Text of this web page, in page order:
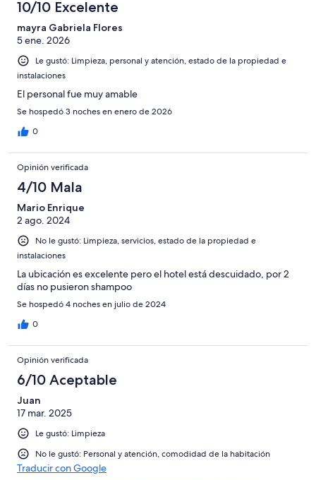
10/10 Excelente
mayra Gabriela Flores
5 ene. 2026
Le gustó: Limpieza, personal y atención, estado de la propiedad e
instalaciones
El personal fue muy amable
Se hospedó 3 noches en enero de 2026
0
Opinión verificada
4/10 Mala
Mario Enrique
2 ago. 2024
No le gustó: Limpieza, servicios, estado de la propiedad e
instalaciones
La ubicación es excelente pero el hotel está descuidado, por 2
días no pusieron shampoo
Se hospedó 4 noches en julio de 2024
0
Opinión verificada
6/10 Aceptable
Juan
17 mar. 2025
Le gustó: Limpieza
No le gustó: Personal y atención, comodidad de la habitación
Traducir con Google